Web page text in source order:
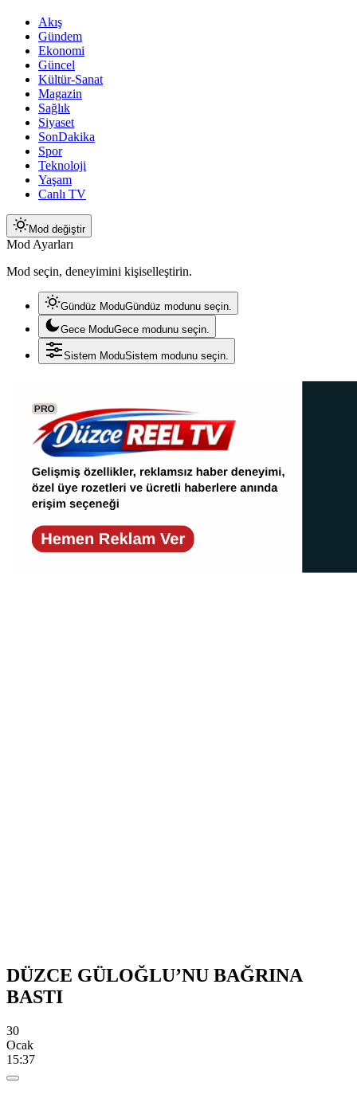
Akış
Gündem
Ekonomi
Güncel
Kültür-Sanat
Magazin
Sağlık
Siyaset
SonDakika
Spor
Teknoloji
Yaşam
Canlı TV
Mod değiştir
Mod Ayarları
Mod seçin, deneyimini kişiselleştirin.
Gündüz ModuGündüz modunu seçin.
Gece ModuGece modunu seçin.
Sistem ModuSistem modunu seçin.
DÜZCE GÜLOĞLU’NU BAĞRINA
BASTI
30
Ocak
15:37